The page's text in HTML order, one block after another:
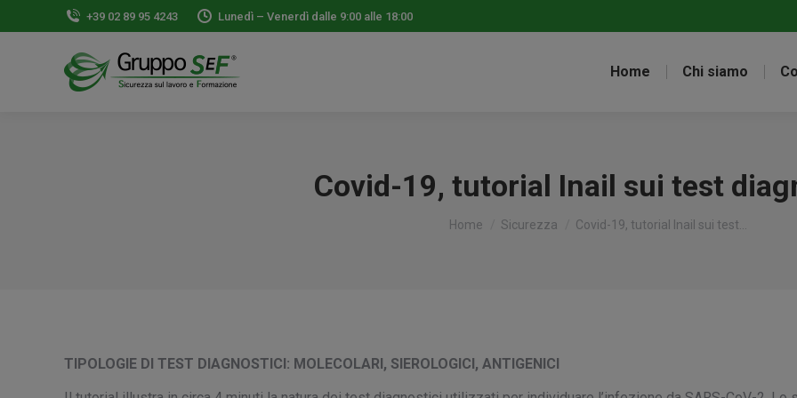
+39 02 89 95 4243 Lunedì – Venerdì dalle 9:00 alle 18:00
Home Chi siamo
Covid-19, tutorial Inail sui test
Tu sei qui:
Home Sicurezza Covid-19, tutorial Inail sui test…
TIPOLOGIE DI TEST DIAGNOSTICI: MOLECOLARI, SIEROLOGICI, ANTIGENICI